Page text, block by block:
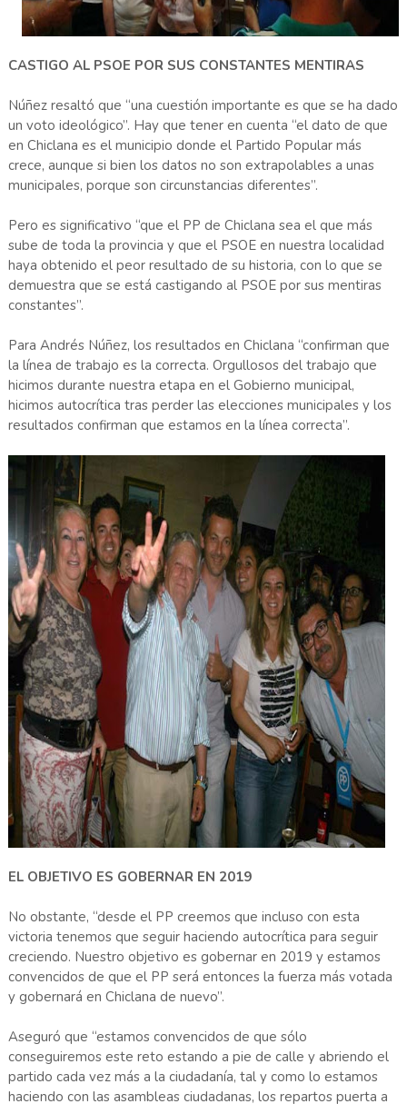
CASTIGO AL PSOE POR SUS CONSTANTES MENTIRAS
Núñez resaltó que “una cuestión importante es que se ha dado
un voto ideológico”. Hay que tener en cuenta “el dato de que
en Chiclana es el municipio donde el Partido Popular más
crece, aunque si bien los datos no son extrapolables a unas
municipales, porque son circunstancias diferentes”.
Pero es significativo “que el PP de Chiclana sea el que más
sube de toda la provincia y que el PSOE en nuestra localidad
haya obtenido el peor resultado de su historia, con lo que se
demuestra que se está castigando al PSOE por sus mentiras
constantes”.
Para Andrés Núñez, los resultados en Chiclana “confirman que
la línea de trabajo es la correcta. Orgullosos del trabajo que
hicimos durante nuestra etapa en el Gobierno municipal,
hicimos autocrítica tras perder las elecciones municipales y los
resultados confirman que estamos en la línea correcta”.
EL OBJETIVO ES GOBERNAR EN 2019
No obstante, “desde el PP creemos que incluso con esta
victoria tenemos que seguir haciendo autocrítica para seguir
creciendo. Nuestro objetivo es gobernar en 2019 y estamos
convencidos de que el PP será entonces la fuerza más votada
y gobernará en Chiclana de nuevo”.
Aseguró que “estamos convencidos de que sólo
conseguiremos este reto estando a pie de calle y abriendo el
partido cada vez más a la ciudadanía, tal y como lo estamos
haciendo con las asambleas ciudadanas, los repartos puerta a